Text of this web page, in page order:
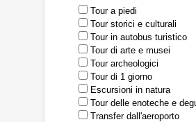
Tour a piedi
Tour storici e culturali
Tour in autobus turistico
Tour di arte e musei
Tour archeologici
Tour di 1 giorno
Escursioni in natura
Tour delle enoteche e
Transfer dall'aeroporto